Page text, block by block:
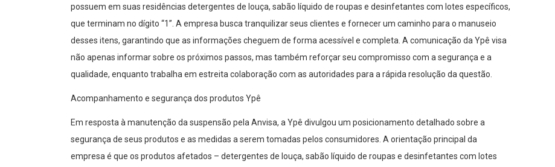
possuem em suas residências detergentes de louça, sabão líquido de roupas e desinfetantes com lotes específicos,
que terminam no dígito “1”. A empresa busca tranquilizar seus clientes e fornecer um caminho para o manuseio
desses itens, garantindo que as informações cheguem de forma acessível e completa. A comunicação da Ypê visa
não apenas informar sobre os próximos passos, mas também reforçar seu compromisso com a segurança e a
qualidade, enquanto trabalha em estreita colaboração com as autoridades para a rápida resolução da questão.
Acompanhamento e segurança dos produtos Ypê
Em resposta à manutenção da suspensão pela Anvisa, a Ypê divulgou um posicionamento detalhado sobre a
segurança de seus produtos e as medidas a serem tomadas pelos consumidores. A orientação principal da
empresa é que os produtos afetados – detergentes de louça, sabão líquido de roupas e desinfetantes com lotes